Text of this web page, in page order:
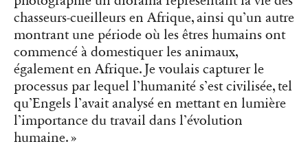
chasseurs-cueilleurs en Afrique, ainsi qu’un autre
montrant une période où les êtres humains ont
commencé à domestiquer les animaux,
également en Afrique. Je voulais capturer le
processus par lequel l’humanité s’est civilisée, tel
qu’Engels l’avait analysé en mettant en lumière
l’importance du travail dans l’évolution
humaine. »